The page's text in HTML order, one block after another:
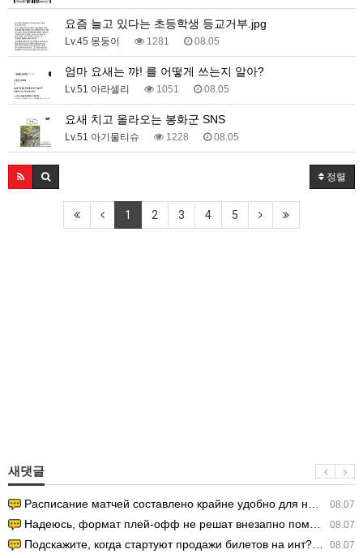
요즘 늘고 있다는 초등학생 등교거부.jpg
Lv.45 몽둥이 1281 08.05
엄마 요새는 꺄! 를 어떻게 쓰는지 알아?
Lv.51 아라셀리 1051 08.05
요새 치고 올라오는 봉화군 SNS
Lv.51 아기물티슈 1228 08.05
정렬
1 2 3 4 5
새댓글
08.07
Расписание матчей составлено крайне удобно для нашего часово…
08.07
Надеюсь, формат плей-офф не решат внезапно поменять. https:/…
08.07
Подскажите, когда стартуют продажи билетов на инт? https://g…